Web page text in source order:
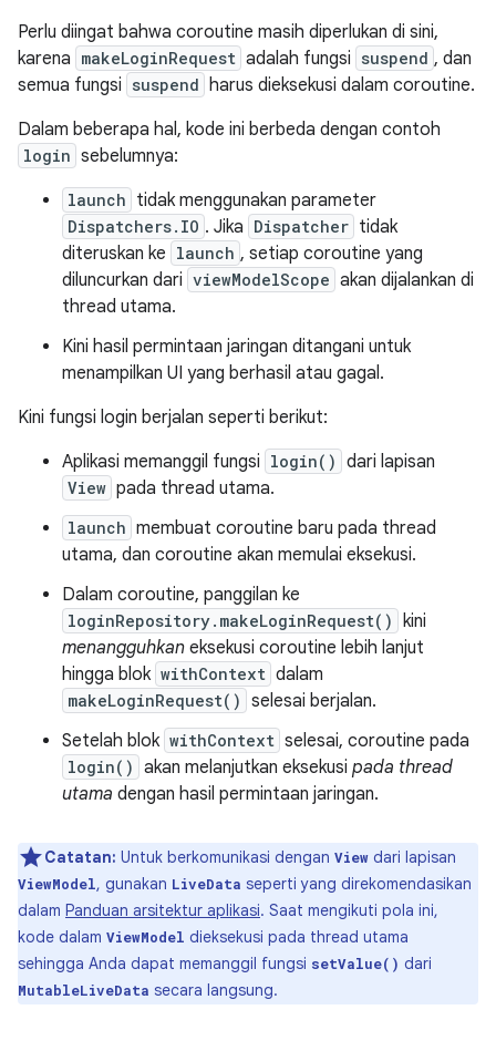
Perlu diingat bahwa coroutine masih diperlukan di sini,
karena makeLoginRequest adalah fungsi suspend , dan
semua fungsi suspend harus dieksekusi dalam coroutine.
Dalam beberapa hal, kode ini berbeda dengan contoh
login sebelumnya:
launch tidak menggunakan parameter
Dispatchers.IO . Jika Dispatcher tidak
diteruskan ke launch , setiap coroutine yang
diluncurkan dari viewModelScope akan dijalankan di
thread utama.
Kini hasil permintaan jaringan ditangani untuk
menampilkan UI yang berhasil atau gagal.
Kini fungsi login berjalan seperti berikut:
Aplikasi memanggil fungsi login() dari lapisan
View pada thread utama.
launch membuat coroutine baru pada thread
utama, dan coroutine akan memulai eksekusi.
Dalam coroutine, panggilan ke
loginRepository.makeLoginRequest() kini
menangguhkan eksekusi coroutine lebih lanjut
hingga blok withContext dalam
makeLoginRequest() selesai berjalan.
Setelah blok withContext selesai, coroutine pada
login() akan melanjutkan eksekusi pada thread
utama dengan hasil permintaan jaringan.
Catatan: Untuk berkomunikasi dengan View dari lapisan
ViewModel, gunakan LiveData seperti yang direkomendasikan
dalam Panduan arsitektur aplikasi. Saat mengikuti pola ini,
kode dalam ViewModel dieksekusi pada thread utama
sehingga Anda dapat memanggil fungsi setValue() dari
MutableLiveData secara langsung.